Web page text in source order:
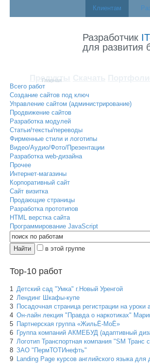
Клиентам
Разработчик
для развития
Главная
Продукты
Всего работ
Создание сайтов под ключ
Управление сайтом (администрирование)
Продвижение сайтов
Разработка модулей
Статьи/тексты/переводы
Фирменные стили и логотипы
Видео/Аудио/Фото/Презентации
Разработка web-дизайна
Прочее
Интернет-магазины
Корпоративный сайт
Сайт визитка
Продающие страницы
Разработка прототипов
HTML верстка сайта
Программирование JavaScript
в этой группе
Top-10 работ
1 Детский сад "Умка" г.Новый Уренгой
2 Лендинг Шкафы-купе
3 Посадочная страница регистрации на уроки
4 Он-лайн лекция "Правда о наркотиках"
5 Партнерская группа «ЖильЁ-МоЁ»
6 Группа компаний АКМЕБУД (адаптивный
7 Логотип Транспортная компания "SM Транс
8 ЗАО "ПермТОТИнефть"
9 Landing Page курсов английского языка для